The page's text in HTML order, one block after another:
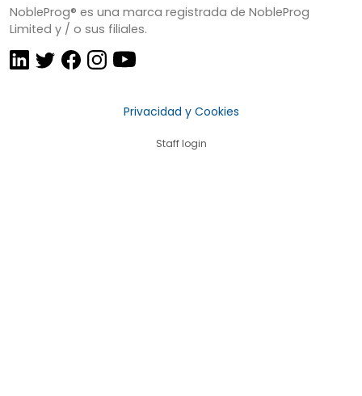
NobleProg® es una marca registrada de NobleProg
Limited y / o sus filiales.
Privacidad y Cookies
Staff login